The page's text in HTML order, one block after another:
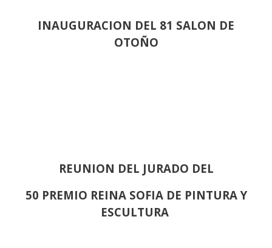
INAUGURACION DEL 81 SALON DE
OTOÑO
REUNION DEL JURADO DEL
50 PREMIO REINA SOFIA DE PINTURA Y
ESCULTURA